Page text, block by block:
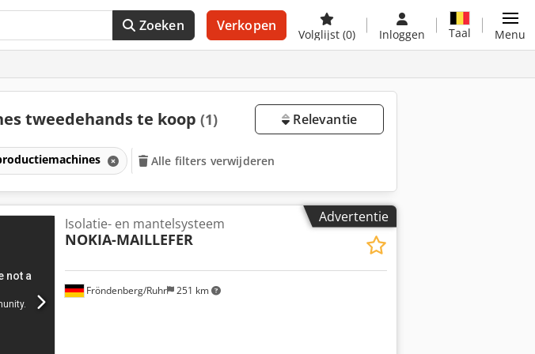
Zoeken Verkopen
Volglijst (0) Inloggen Taal Menu
tweedehands te koop (1) Relevantie
Alle filters verwijderen
Advertentie
Fröndenberg/Ruhr 251 km
Isolatie- en mantelsysteem
NOKIA-MAILLEFER